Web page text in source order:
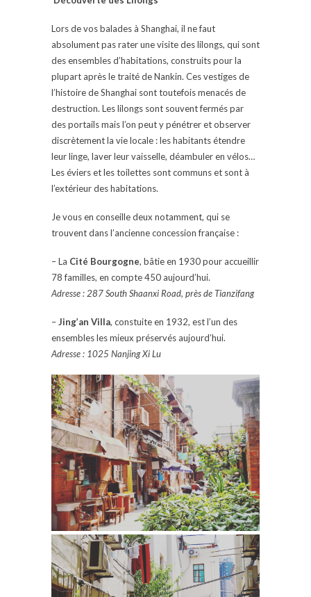
Lors de vos balades à Shanghai, il ne faut
absolument pas rater une visite des lilongs, qui sont
des ensembles d’habitations, construits pour la
plupart après le traité de Nankin. Ces vestiges de
l’histoire de Shanghai sont toutefois menacés de
destruction. Les lilongs sont souvent fermés par
des portails mais l’on peut y pénétrer et observer
discrètement la vie locale : les habitants étendre
leur linge, laver leur vaisselle, déambuler en vélos…
Les éviers et les toilettes sont communs et sont à
l’extérieur des habitations.
Je vous en conseille deux notamment, qui se
trouvent dans l’ancienne concession française :
– La Cité Bourgogne, bâtie en 1930 pour accueillir
78 familles, en compte 450 aujourd’hui.
Adresse : 287 South Shaanxi Road, près de Tianzifang
–Jing’an Villa, constuite en 1932, est l’un des
ensembles les mieux préservés aujourd’hui.
Adresse : 1025 Nanjing Xi Lu